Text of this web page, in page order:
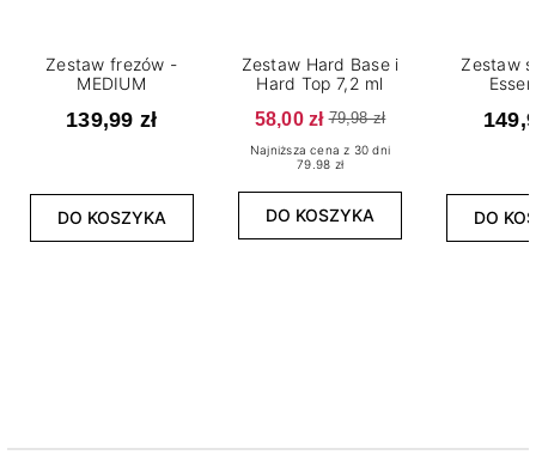
Zestaw frezów -
MEDIUM
139,99 zł
DO KOSZYKA
Zestaw Hard Base i
Hard Top 7,2 ml
58,00 zł 79,98 zł
Najniższa cena z 30 dni
79.98 zł
DO KOSZYKA
Zestaw
DO